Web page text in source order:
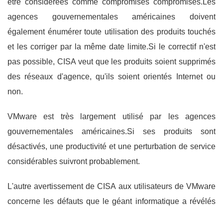
être considérées comme compromises compromises.Les
agences gouvernementales américaines doivent
également énumérer toute utilisation des produits touchés
et les corriger par la même date limite.Si le correctif n'est
pas possible, CISA veut que les produits soient supprimés
des réseaux d'agence, qu'ils soient orientés Internet ou
non.
VMware est très largement utilisé par les agences
gouvernementales américaines.Si ses produits sont
désactivés, une productivité et une perturbation de service
considérables suivront probablement.
L'autre avertissement de CISA aux utilisateurs de VMware
concerne les défauts que le géant informatique a révélés